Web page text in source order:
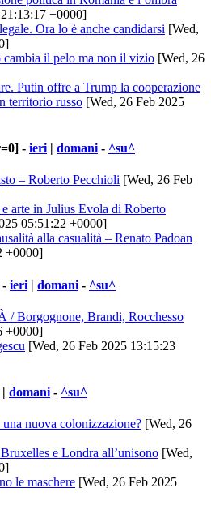
+0000]
Ora lo è anche candidarsi [Wed,
cambia il pelo ma non il vizio [Wed, 26
Putin offre a Trump la cooperazione
territorio russo [Wed, 26 Feb 2025
- ieri | domani - ^su^
– Roberto Pecchioli [Wed, 26 Feb
arte in Julius Evola di Roberto
05:51:22 +0000]
alla casualità – Renato Padoan
+0000]
- ieri | domani - ^su^
Borgognone, Brandi, Rocchesso
+0000]
[Wed, 26 Feb 2025 13:15:23
| domani - ^su^
nuova colonizzazione? [Wed, 26
e Londra all’unisono [Wed,
le maschere [Wed, 26 Feb 2025